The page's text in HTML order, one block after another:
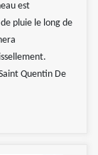
est
pluie le long de
Quentin De